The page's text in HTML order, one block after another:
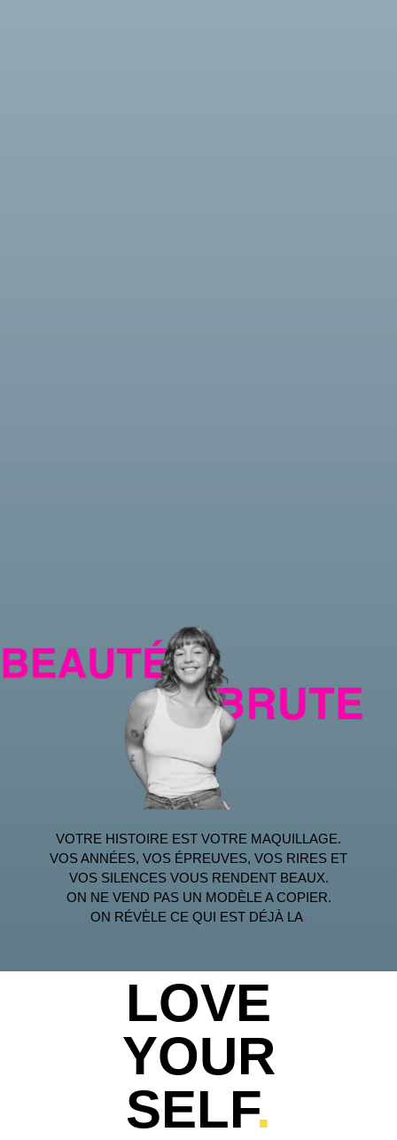
VOTRE HISTOIRE EST VOTRE MAQUILLAGE.
VOS ANNÉES, VOS ÉPREUVES, VOS RIRES ET
VOS SILENCES VOUS RENDENT BEAUX.
ON NE VEND PAS UN MODÈLE A COPIER.
ON RÉVÈLE CE QUI EST DÉJÀ LA.
LOVE
YOUR
SELF.